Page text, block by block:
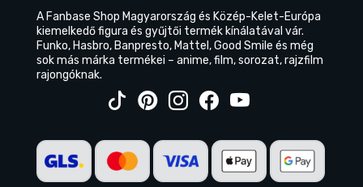
A Fanbase Shop Magyarország és Közép-Kelet-Európa
kiemelkedő figura és gyűjtői termék kínálatával vár.
Funko, Hasbro, Banpresto, Mattel, Good Smile és még
sok más márka termékei – anime, film, sorozat, rajzfilm
rajongóknak.